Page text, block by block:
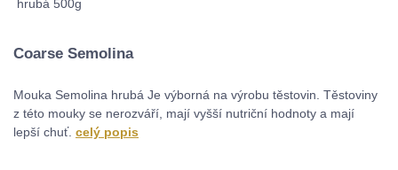
Coarse Semolina
Mouka Semolina hrubá Je výborná na výrobu těstovin. Těstoviny
z této mouky se nerozváří, mají vyšší nutriční hodnoty a mají
lepší chuť. celý popis